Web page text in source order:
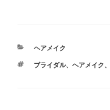
カ
ゴ
ヘアメイク
タ
ブライダル、 ヘアメイク、